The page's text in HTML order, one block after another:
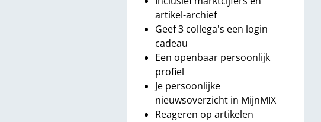
artikel-archief
Geef 3 collega's een login
cadeau
Een openbaar persoonlijk
profiel
Je persoonlijke
nieuwsoverzicht in MijnMIX
Reageren op artikelen